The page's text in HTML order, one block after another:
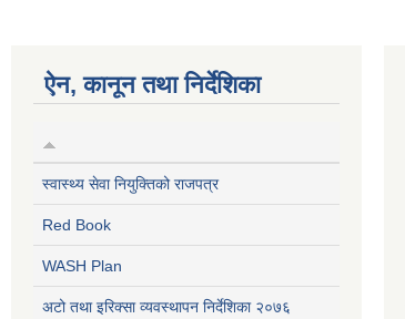
ऐन, कानून तथा निर्देशिका
स्वास्थ्य सेवा नियुक्तिको राजपत्र
Red Book
WASH Plan
अटो तथा इरिक्सा व्यवस्थापन निर्देशिका २०७६